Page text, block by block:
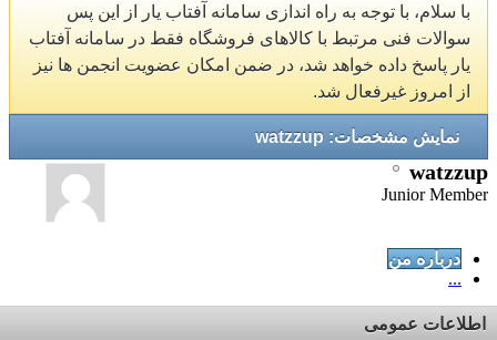
با سلام، با توجه به راه اندازی سامانه آفتاب یار از این پس
سوالات فنی مرتبط با کالاهای فروشگاه فقط در سامانه آفتاب
یار پاسخ داده خواهد شد، در ضمن امکان عضویت انجمن ها نیز
از امروز غیرفعال شد.
نمایش مشخصات: watzzup
watzzup
Junior Member
درباره من
...
اطلاعات عمومی